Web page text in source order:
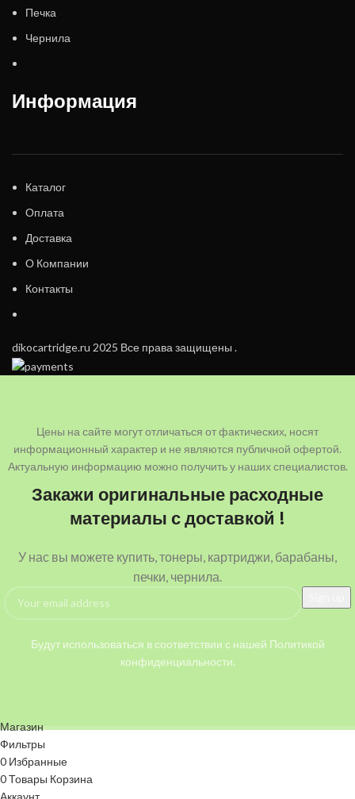
Печка
Чернила
Информация
Каталог
Оплата
Доставка
О Компании
Контакты
dikocartridge.ru 2025 Все права защищены .
Цены на сайте могут отличаться от фактических, носят
информационный характер и не являются публичной офертой.
Актуальную информацию можно получить у наших специалистов.
Закажи оригинальные расходные
материалы с доставкой !
У нас вы можете купить, тонеры, картриджи, барабаны,
печки, чернила.
Будут использоваться в соответствии с нашей Политикой
конфиденциальности.
Магазин
Фильтры
0 Избранные
0Товары Корзина
Аккаунт